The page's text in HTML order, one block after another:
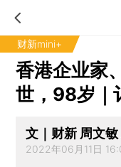
财新mini+
香港企业家
世，98岁｜
文｜财新 周文
2022年06月11日